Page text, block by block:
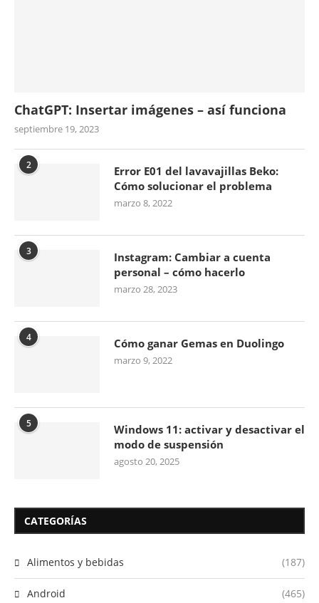
ChatGPT: Insertar imágenes – así funciona
septiembre 19, 2023
2
Error E01 del lavavajillas Beko:
Cómo solucionar el problema
marzo 8, 2022
3
Instagram: Cambiar a cuenta
personal – cómo hacerlo
marzo 28, 2023
4 Cómo ganar Gemas en Duolingo
marzo 9, 2022
5
Windows 11: activar y desactivar el
modo de suspensión
agosto 20, 2025
CATEGORÍAS
Alimentos y bebidas (187)
Android (465)